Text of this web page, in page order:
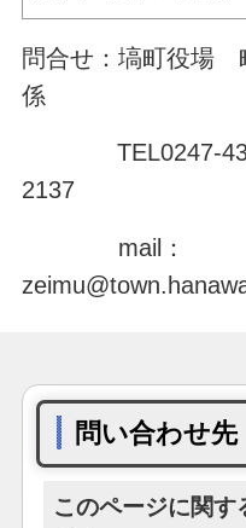
問合せ：塙町役場
係
TEL0247-43-
2137
mail：
問い合わせ先
このページに関